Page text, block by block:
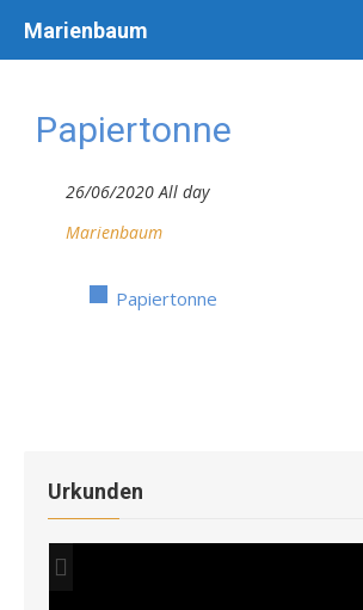
Marienbaum
Papiertonne
26/06/2020 All day
Marienbaum
Papiertonne
Urkunden